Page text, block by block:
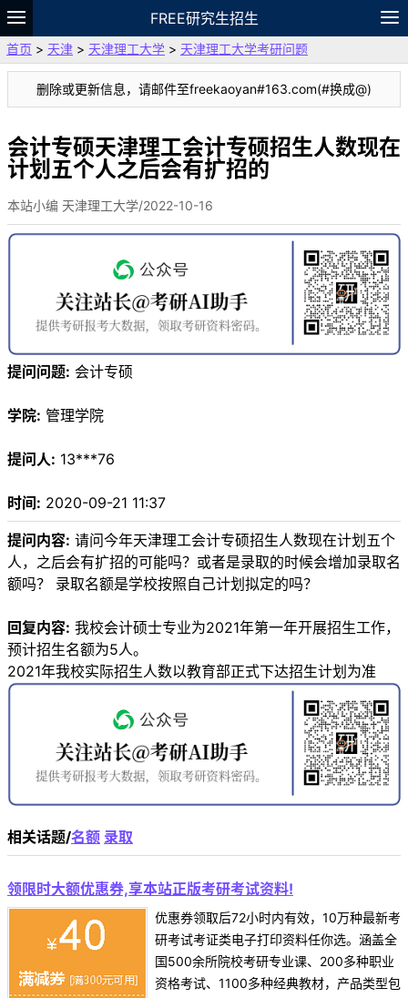
FREE研究生招生
题库
故事 专题 APP 笔记
论坛
VIP
资料
首页 > 天津 > 天津理工大学 > 天津理工大学考研问题
删除或更新信息，请邮件至freekaoyan#163.com(#换成@)
会计专硕天津理工会计专硕招生人数现在
计划五个人之后会有扩招的
本站小编 天津理工大学/2022-10-16
提问问题: 会计专硕
学院: 管理学院
提问人: 13***76
时间: 2020-09-21 11:37
提问内容: 请问今年天津理工会计专硕招生人数现在计划五个
人，之后会有扩招的可能吗？或者是录取的时候会增加录取名
额吗？ 录取名额是学校按照自己计划拟定的吗？
回复内容: 我校会计硕士专业为2021年第一年开展招生工作，
预计招生名额为5人。
2021年我校实际招生人数以教育部正式下达招生计划为准
相关话题/名额 录取
领限时大额优惠券,享本站正版考研考试资料!
优惠券领取后72小时内有效，10万种最新考
研考试考证类电子打印资料任你选。涵盖全
国500余所院校考研专业课、200多种职业
资格考试、1100多种经典教材，产品类型包